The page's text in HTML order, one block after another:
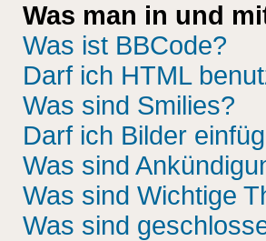
Was man in und
Was ist BBCode?
Darf ich HTML
Was sind Smilies?
Darf ich Bilder
Was sind
Was sind Wichtige
Was sind